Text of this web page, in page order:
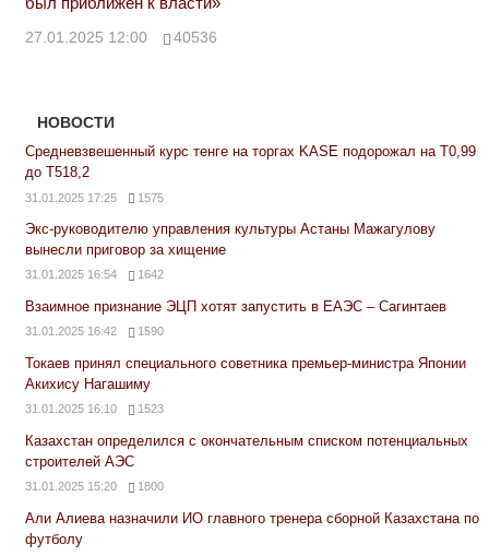
27.01.2025 12:00 40536
НОВОСТИ
Средневзвешенный курс тенге на торгах KASE подорожал на Т0,99
до Т518,2
31.01.2025 17:25 1575
Экс-руководителю управления культуры Астаны Мажагулову
вынесли приговор за хищение
31.01.2025 16:54 1642
Взаимное признание ЭЦП хотят запустить в ЕАЭС – Сагинтаев
31.01.2025 16:42 1590
Токаев принял специального советника премьер-министра Японии
Акихису Нагашиму
31.01.2025 16:10 1523
Казахстан определился с окончательным списком потенциальных
строителей АЭС
31.01.2025 15:20 1800
Али Алиева назначили ИО главного тренера сборной Казахстана по
футболу